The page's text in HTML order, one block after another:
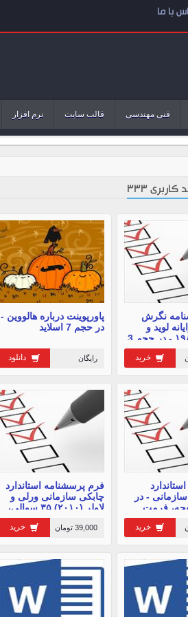
با ما
فنی مهندسی قالب سایت نرم افزار
333
نگرش
لوید و
گرسارد ۱۹۸۶ - در حجم 3
خرید
پاورپوینت درباره هالووین -
در حجم 7 اسلاید
دانلود رایگان
- در
3 صفحه، فرمت
خرید
فرم پرسشنامه استاندارد
چابکی سازمانی ورلی و
لاولر (۲۰۱۰) ۳۵ سوالی،
خرید 39,000 تومان